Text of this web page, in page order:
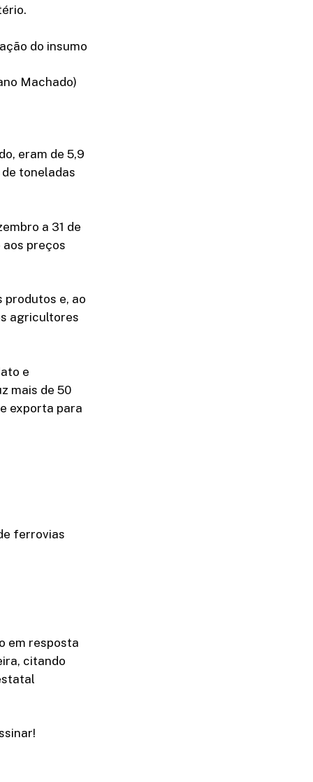
do insumo
Machado)
eram de 5,9
toneladas
a 31 de
preços
produtos e, ao
agricultores
e
mais de 50
exporta para
ferrovias
em resposta
citando